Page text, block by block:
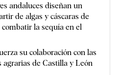
andaluces diseñan un
de algas y cáscaras de
la sequía en el
su colaboración con las
agrarias de Castilla y León